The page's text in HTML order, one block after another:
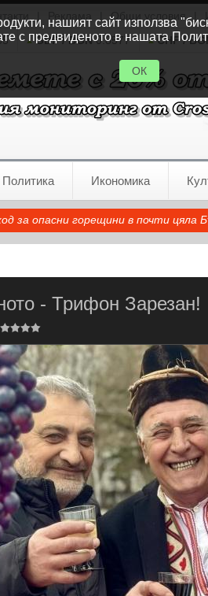
Общи условия
GBP / BGN0.8577 CHF /
Политика Икономика
за опасни горещини в почти цяла
- Трифон Зарезан!
нашият сайт използва
с предвиденото в нашата
ОК